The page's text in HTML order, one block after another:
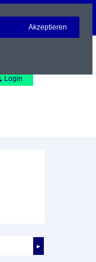
Login
►
Akzeptieren